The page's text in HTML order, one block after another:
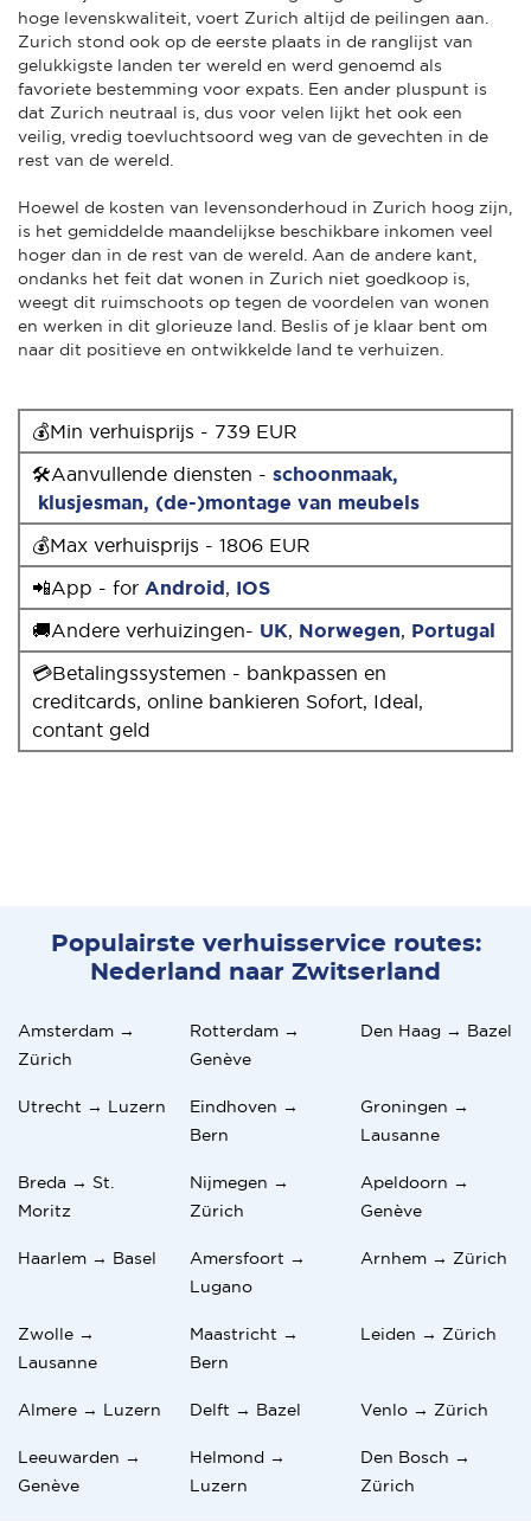
hoge levenskwaliteit, voert Zurich altijd de peilingen aan.
Zurich stond ook op de eerste plaats in de ranglijst van
gelukkigste landen ter wereld en werd genoemd als
favoriete bestemming voor expats. Een ander pluspunt is
dat Zurich neutraal is, dus voor velen lijkt het ook een
veilig, vredig toevluchtsoord weg van de gevechten in de
rest van de wereld.
Hoewel de kosten van levensonderhoud in Zurich hoog zijn,
is het gemiddelde maandelijkse beschikbare inkomen veel
hoger dan in de rest van de wereld. Aan de andere kant,
ondanks het feit dat wonen in Zurich niet goedkoop is,
weegt dit ruimschoots op tegen de voordelen van wonen
en werken in dit glorieuze land. Beslis of je klaar bent om
naar dit positieve en ontwikkelde land te verhuizen.
💰Min verhuisprijs - 739 EUR
🛠Aanvullende diensten - schoonmaak,
klusjesman, (de-)montage van meubels
💰Max verhuisprijs - 1806 EUR
📲App - for Android, IOS
🚚Andere verhuizingen- UK, Norwegen, Portugal
💳Betalingssystemen - bankpassen en
creditcards, online bankieren Sofort, Ideal,
contant geld
Populairste verhuisservice routes:
Nederland naar Zwitserland
Amsterdam →
Zürich
Rotterdam →
Genève
Den Haag → Bazel
Utrecht → Luzern
Eindhoven →
Bern
Groningen →
Lausanne
Breda → St.
Moritz
Nijmegen →
Zürich
Apeldoorn →
Genève
Haarlem → Basel
Amersfoort →
Lugano
Arnhem → Zürich
Zwolle →
Lausanne
Maastricht →
Bern
Leiden → Zürich
Almere → Luzern Delft → Bazel Venlo → Zürich
Leeuwarden →
Genève
Helmond →
Luzern
Den Bosch →
Zürich